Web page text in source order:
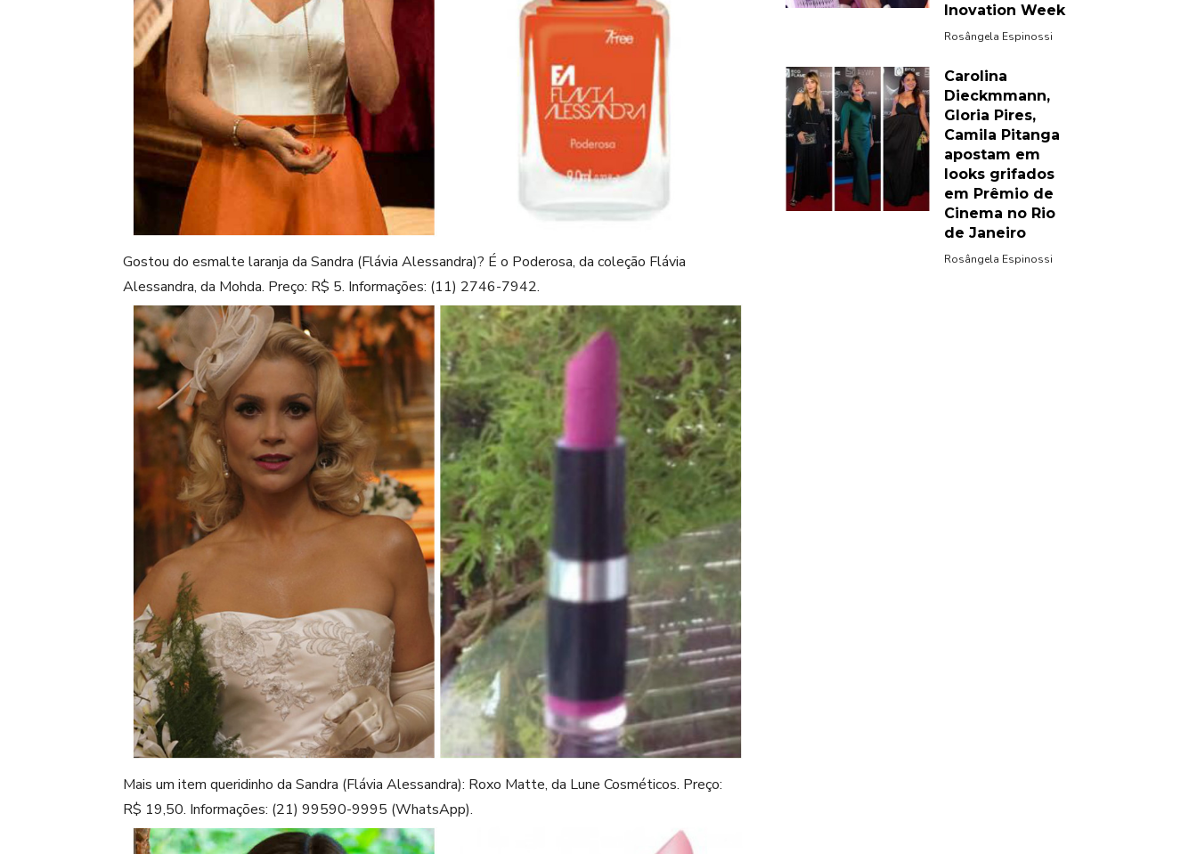
Gostou do esmalte laranja da Sandra (Flávia Alessandra)? É o Poderosa, da coleção Flávia
Alessandra, da Mohda. Preço: R$ 5. Informações: (11) 2746-7942.
Mais um item queridinho da Sandra (Flávia Alessandra): Roxo Matte, da Lune Cosméticos. Preço:
R$ 19,50. Informações: (21) 99590-9995 (WhatsApp).
Inovation Week
Rosângela Espinossi
Carolina
Dieckmmann,
Gloria Pires,
Camila Pitanga
apostam em
looks grifados
em Prêmio de
Cinema no Rio
de Janeiro
Rosângela Espinossi